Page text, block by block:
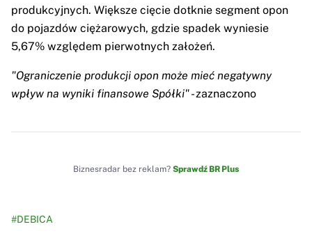
produkcyjnych. Większe cięcie dotknie segment opon
do pojazdów ciężarowych, gdzie spadek wyniesie
5,67% względem pierwotnych założeń.
"Ograniczenie produkcji opon może mieć negatywny
wpływ na wyniki finansowe Spółki"- zaznaczono
Biznesradar bez reklam? Sprawdź BR Plus
#DEBICA